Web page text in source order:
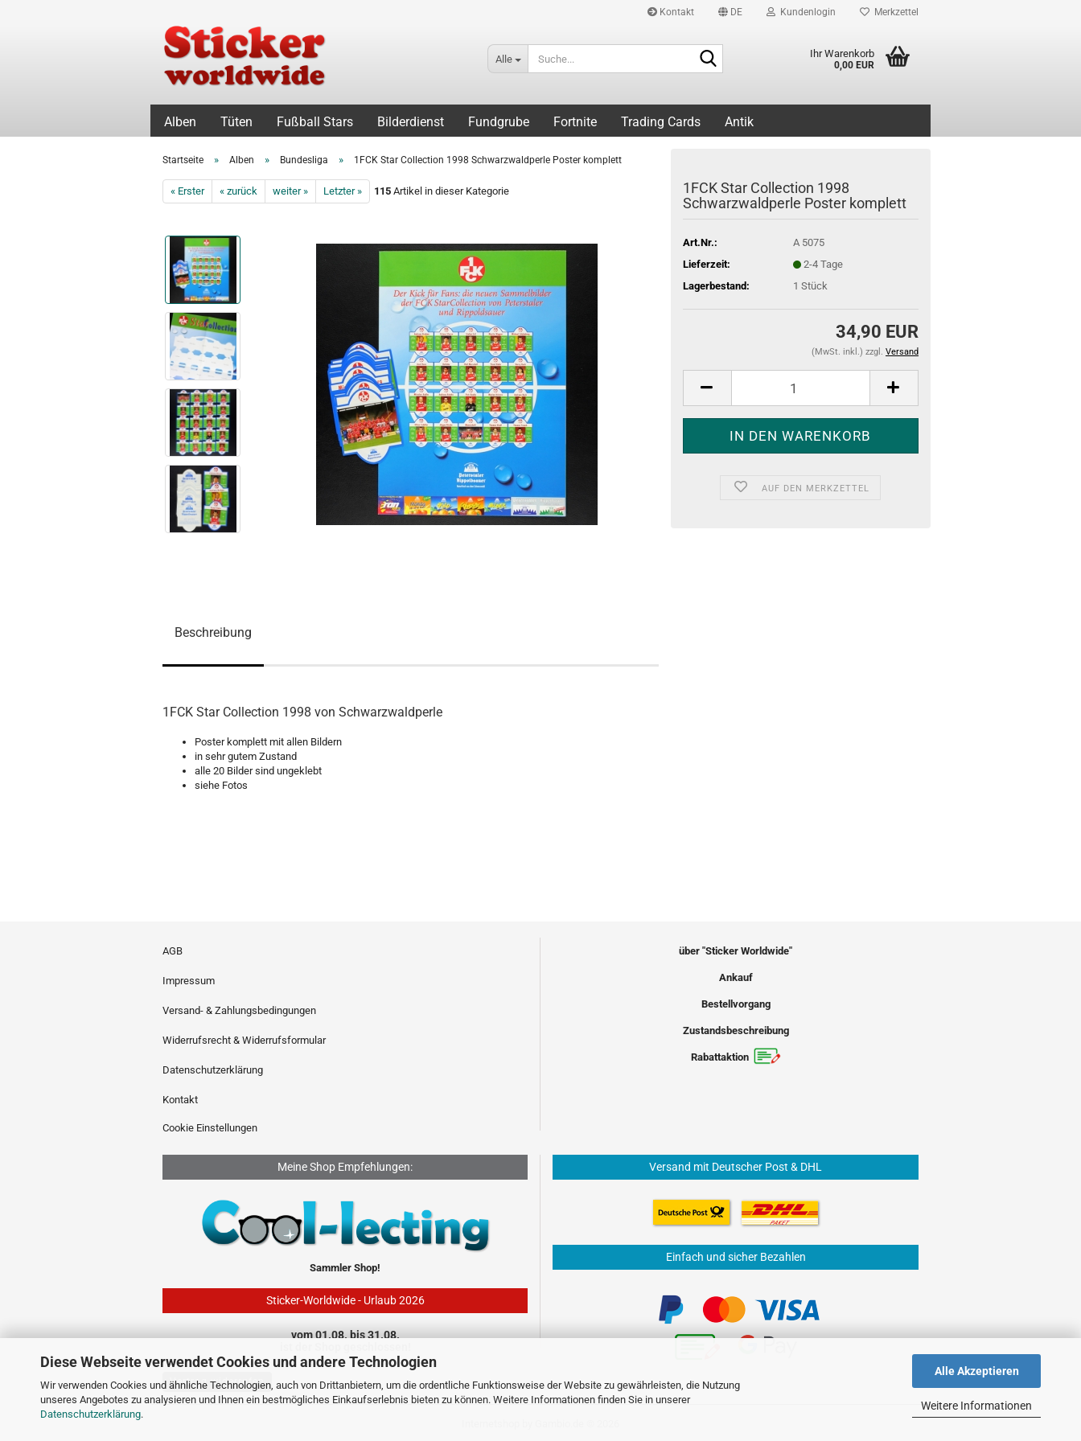
Diese Webseite verwendet Cookies und andere Technologien
Wir verwenden Cookies und ähnliche Technologien, auch von Drittanbietern, um die ordentliche Funktionsweise der Website zu gewährleisten, die Nutzung
unseres Angebotes zu analysieren und Ihnen ein bestmögliches Einkaufserlebnis bieten zu können. Weitere Informationen finden Sie in unserer
Datenschutzerklärung.
Alle Akzeptieren
Weitere Informationen
Kontakt DE Kundenlogin Merkzettel
Alle Ihr Warenkorb
0,00 EUR
Alben Tüten Fußball Stars Bilderdienst Fundgrube Fortnite Trading Cards Antik
Startseite » Alben » Bundesliga » 1FCK Star Collection 1998 Schwarzwaldperle Poster komplett
« Erster « zurück weiter » Letzter » 115 Artikel in dieser Kategorie
1FCK Star Collection 1998
Schwarzwaldperle Poster komplett
Art.Nr.:
A 5075
Lieferzeit:
2-4 Tage
Lagerbestand:
1 Stück
34,90 EUR
(MwSt. inkl.) zzgl. Versand
AUF DEN MERKZETTEL
Beschreibung
1FCK Star Collection 1998 von Schwarzwaldperle
Poster komplett mit allen Bildern
in sehr gutem Zustand
alle 20 Bilder sind ungeklebt
siehe Fotos
AGB
Impressum
Versand- & Zahlungsbedingungen
Widerrufsrecht & Widerrufsformular
Datenschutzerklärung
Kontakt
Cookie Einstellungen
über "Sticker Worldwide"
Ankauf
Bestellvorgang
Zustandsbeschreibung
Rabattaktion
Meine Shop Empfehlungen:
Sammler Shop!
Sticker-Worldwide - Urlaub 2026
vom 01.08. bis 31.08.
Versand mit Deutscher Post & DHL
Einfach und sicher Bezahlen
Vertrag widerrufen